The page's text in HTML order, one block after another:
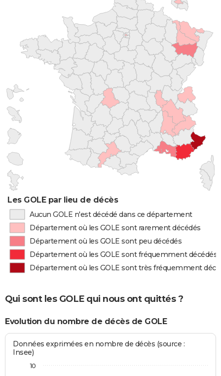
Les GOLE par lieu de décès
Aucun GOLE n'est décédé dans ce département
Département où les GOLE sont rarement décédés
Département où les GOLE sont peu décédés
Département où les GOLE sont fréquemment décédés
Département où les GOLE sont très fréquemment
Qui sont les GOLE qui nous ont quittés ?
Evolution du nombre de décès de GOLE
Données exprimées en nombre de décès (source :
Insee)
10